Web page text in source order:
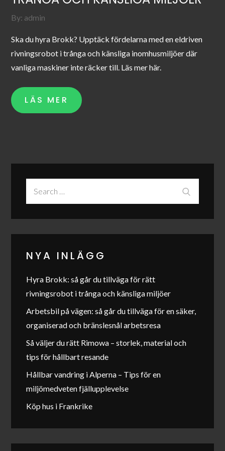
By: admin
Ska du hyra Brokk? Upptäck fördelarna med en eldriven
rivningsrobot i trånga och känsliga inomhusmiljöer där
vanliga maskiner inte räcker till. Läs mer här.
LÄS MER
NYA INLÄGG
Hyra Brokk: så går du tillväga för rätt
rivningsrobot i trånga och känsliga miljöer
Arbetsbil på vägen: så går du tillväga för en säker,
organiserad och bränslesnål arbetsresa
Så väljer du rätt Rimowa – storlek, material och
tips för hållbart resande
Hållbar vandring i Alperna – Tips för en
miljömedveten fjällupplevelse
Köp hus i Frankrike